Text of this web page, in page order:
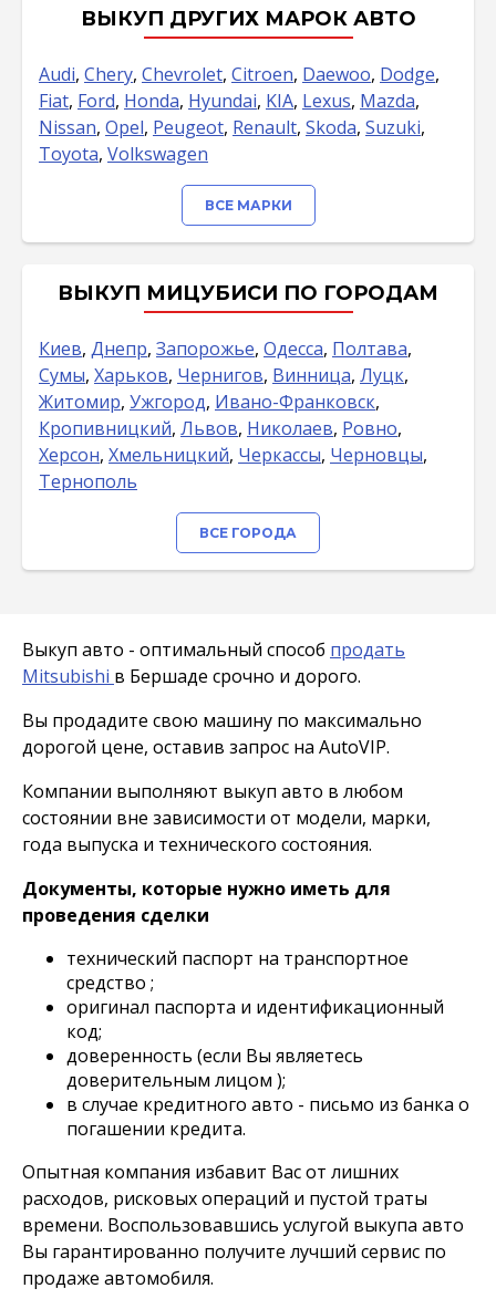
ВЫКУП ДРУГИХ МАРОК АВТО
Audi, Chery, Chevrolet, Citroen, Daewoo, Dodge,
Fiat, Ford, Honda, Hyundai, KIA, Lexus, Mazda,
Nissan, Opel, Peugeot, Renault, Skoda, Suzuki,
Toyota, Volkswagen
ВСЕ МАРКИ
ВЫКУП МИЦУБИСИ ПО ГОРОДАМ
Киев, Днепр, Запорожье, Одесса, Полтава,
Сумы, Харьков, Чернигов, Винница, Луцк,
Житомир, Ужгород, Ивано-Франковск,
Кропивницкий, Львов, Николаев, Ровно,
Херсон, Хмельницкий, Черкассы, Черновцы,
Тернополь
ВСЕ ГОРОДА
Выкуп авто - оптимальный способ продать
Mitsubishi в Бершаде срочно и дорого.
Вы продадите свою машину по максимально
дорогой цене, оставив запрос на AutoVIP.
Компании выполняют выкуп авто в любом
состоянии вне зависимости от модели, марки,
года выпуска и технического состояния.
Документы, которые нужно иметь для
проведения сделки
технический паспорт на транспортное
средство ;
оригинал паспорта и идентификационный
код;
доверенность (если Вы являетесь
доверительным лицом );
в случае кредитного авто - письмо из банка о
погашении кредита.
Опытная компания избавит Вас от лишних
расходов, рисковых операций и пустой траты
времени. Воспользовавшись услугой выкупа авто
Вы гарантированно получите лучший сервис по
продаже автомобиля.